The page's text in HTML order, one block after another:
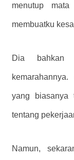
menutup
membuatku
Dia bahkan
yang biasanya
tentang
Namun,